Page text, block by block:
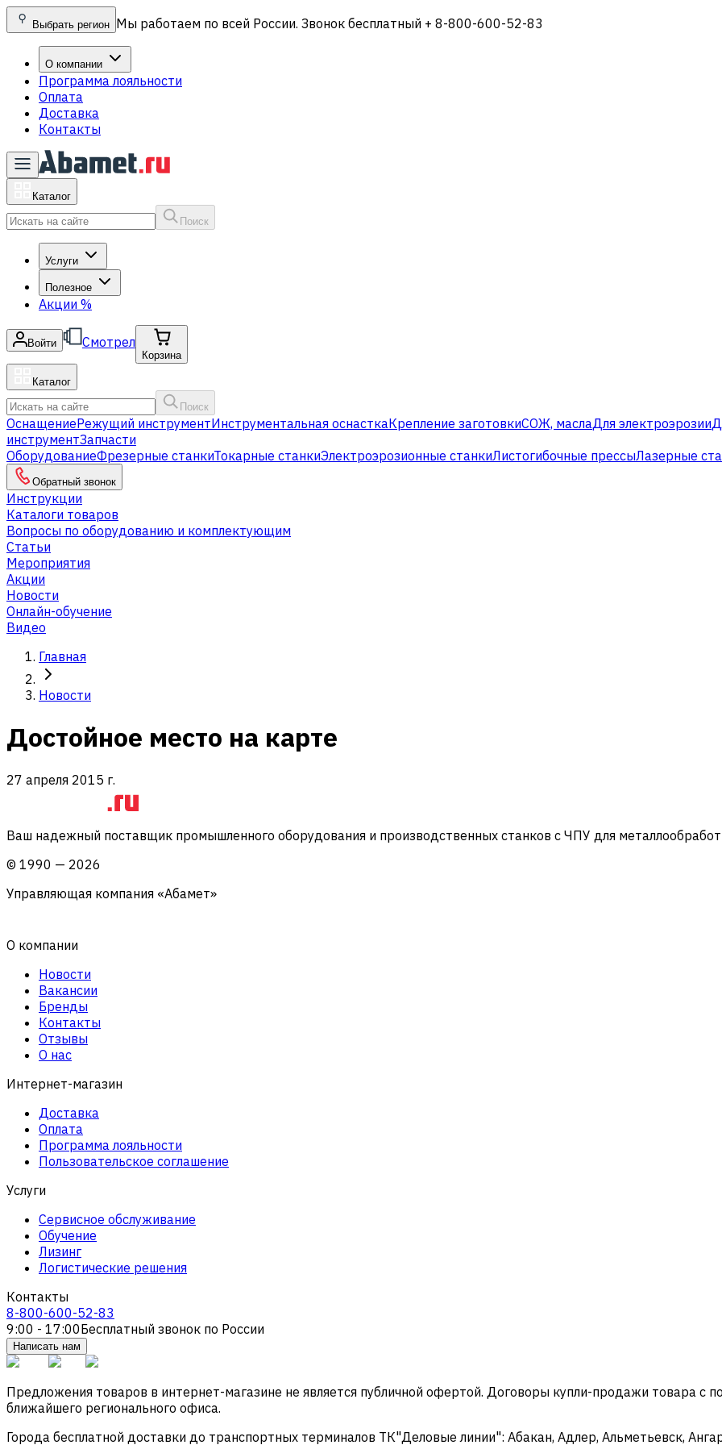
Выбрать регион Мы работаем по всей России. Звонок бесплатный + 8-800-600-52-83
О компании
Программа лояльности
Оплата
Доставка
Контакты
Каталог
Поиск
Услуги
Полезное
Акции %
Войти Смотрел
Корзина
Каталог
Поиск
ОснащениеРежущий инструментИнструментальная оснасткаКрепление заготовкиСОЖ, маслаДля электроэрозии
инструментЗапчасти
ОборудованиеФрезерные станкиТокарные станкиЭлектроэрозионные станкиЛистогибочные прессыЛазерные
Обратный звонок
Инструкции
Каталоги товаров
Вопросы по оборудованию и комплектующим
Статьи
Мероприятия
Акции
Новости
Онлайн-обучение
Видео
Главная
Новости
Достойное место на карте
27 апреля 2015 г.
Ваш надежный поставщик промышленного оборудования и производственных станков с ЧПУ для
© 1990 — 2026
Управляющая компания «Абамет»
О компании
Новости
Вакансии
Бренды
Контакты
Отзывы
О нас
Интернет-магазин
Доставка
Оплата
Программа лояльности
Пользовательское соглашение
Услуги
Сервисное обслуживание
Обучение
Лизинг
Логистические решения
Контакты
8-800-600-52-83
9:00 - 17:00Бесплатный звонок по России
Написать нам
Предложения товаров в интернет-магазине не является публичной офертой. Договоры купли-продажи товара
ближайшего регионального офиса.
Города бесплатной доставки до транспортных терминалов ТК"Деловые линии": Абакан, Адлер, Альметьевск,